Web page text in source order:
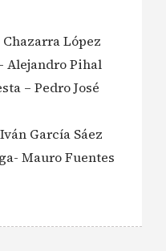
López
Alejandro Pihal
– Pedro José
García Sáez
Mauro Fuentes